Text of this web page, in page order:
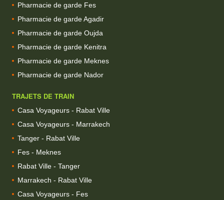
Pharmacie de garde Fes
Pharmacie de garde Agadir
Pharmacie de garde Oujda
Pharmacie de garde Kenitra
Pharmacie de garde Meknes
Pharmacie de garde Nador
TRAJETS DE TRAIN
Casa Voyageurs - Rabat Ville
Casa Voyageurs - Marrakech
Tanger - Rabat Ville
Fes - Meknes
Rabat Ville - Tanger
Marrakech - Rabat Ville
Casa Voyageurs - Fes